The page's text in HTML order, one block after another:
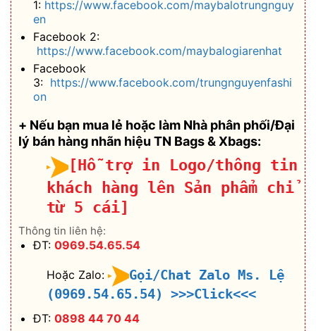
1: https://www.facebook.com/maybalotrungnguy
en
Facebook 2:
https://www.facebook.com/maybalogiarenhat
Facebook
3: https://www.facebook.com/trungnguyenfashi
on
+ Nếu bạn mua lẻ hoặc làm Nhà phân phối/Đại
lý bán hàng nhãn hiệu TN Bags & Xbags:
[Hỗ trợ in Logo/thông tin
khách hàng lên Sản phẩm chỉ
từ 5 cái]
Thông tin liên hệ:
ĐT: 0969.54.65.54
Hoặc Zalo:
Gọi/Chat Zalo Ms. Lệ
(0969.54.65.54)
>>>Click<<<
ĐT: 0898 44 70 44